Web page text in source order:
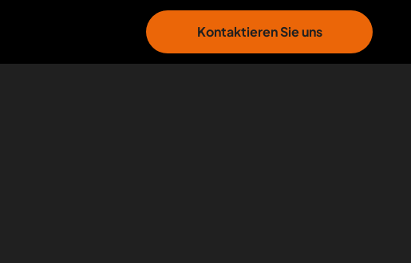
Kontaktieren Sie uns